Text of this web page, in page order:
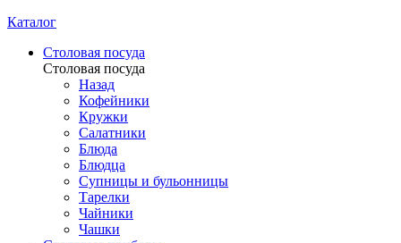
Каталог
Столовая посуда
Столовая посуда
Назад
Кофейники
Кружки
Салатники
Блюда
Блюдца
Супницы и бульонницы
Тарелки
Чайники
Чашки